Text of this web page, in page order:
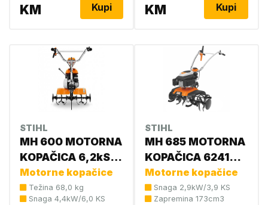
KM
Kupi
KM
Kupi
STIHL
MH 600 MOTORNA
KOPAČICA 6,2kS
6250 011 3918
Motorne kopačice
Težina 68,0 kg
Snaga 4,4kW/6,0 KS
STIHL
MH 685 MOTORNA
KOPAČICA 6241
011 3932
Motorne kopačice
Snaga 2,9kW/3,9 KS
Zapremina 173cm3